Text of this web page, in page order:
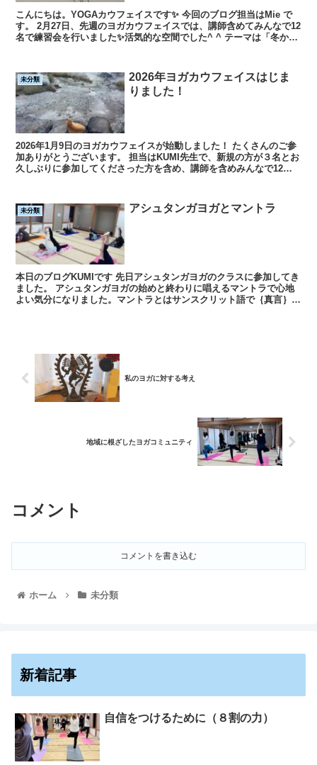
こんにちは。YOGAカウフェイスです✨ 今回のブログ担当はMie で
す。 2月27日、先週のヨガカウフェイスでは、講師含めてみんなで12
名で練習会を行いました✨活気的な空間でした^ ^ テーマは「冬から
未分類
2026年ヨガカウフェイスはじま
りました！
2026年1月9日のヨガカウフェイスが始動しました！ たくさんのご参
加ありがとうございます。 担当はKUMI先生で、新規の方が３名とお
久しぶりに参加してくださった方を含め、講師を含めみんなで12名
未分類 アシュタンガヨガとマントラ
本日のブログKUMIです 先日アシュタンガヨガのクラスに参加してき
ました。 アシュタンガヨガの始めと終わりに唱えるマントラで心地
よい気分になりました。マントラとはサンスクリット語で｛真言｝嘘
私のヨガに対する考え
地域に根ざしたヨガコミュニティ
コメント
コメントを書き込む
ホーム 未分類
新着記事
自信をつけるために（８割の力）